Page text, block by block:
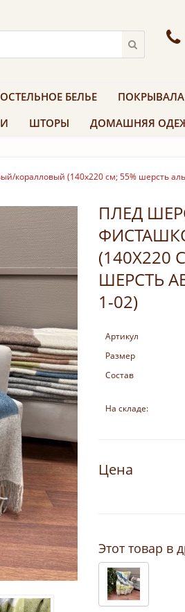
БЕЛЬЕ ПОКРЫВАЛА
ШТОРЫ ДОМАШНЯЯ
(140х220 см; 55% шерсть
ПЛЕД
(140Х220
ШЕРСТЬ
1-02)
Артикул
Размер
Состав
На складе:
Цена
Этот товар в